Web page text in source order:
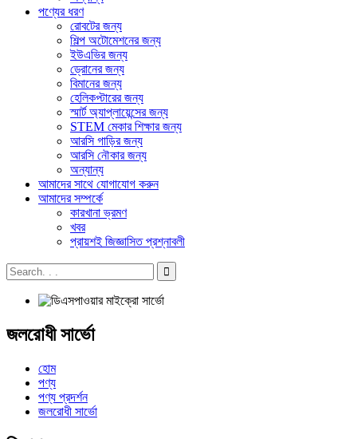
পণ্যের ধরণ
রোবটের জন্য
শিল্প অটোমেশনের জন্য
ইউএভির জন্য
ড্রোনের জন্য
বিমানের জন্য
হেলিকপ্টারের জন্য
স্মার্ট অ্যাপ্লায়েন্সের জন্য
STEM মেকার শিক্ষার জন্য
আরসি গাড়ির জন্য
আরসি নৌকার জন্য
অন্যান্য
আমাদের সাথে যোগাযোগ করুন
আমাদের সম্পর্কে
কারখানা ভ্রমণ
খবর
প্রায়শই জিজ্ঞাসিত প্রশ্নাবলী
জলরোধী সার্ভো
হোম
পণ্য
পণ্য প্রদর্শন
জলরোধী সার্ভো